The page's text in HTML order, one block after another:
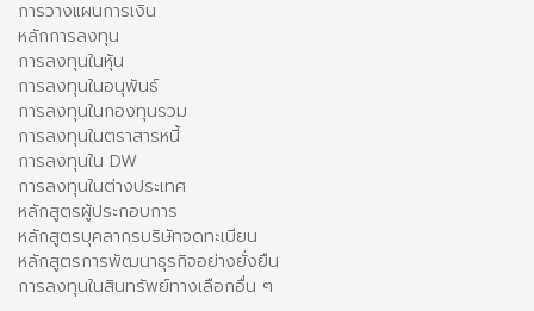
การวางแผนการเงิน
หลักการลงทุน
การลงทุนในหุ้น
การลงทุนในอนุพันธ์
การลงทุนในกองทุนรวม
การลงทุนในตราสารหนี้
การลงทุนใน DW
การลงทุนในต่างประเทศ
หลักสูตรผู้ประกอบการ
หลักสูตรบุคลากรบริษัทจดทะเบียน
หลักสูตรการพัฒนาธุรกิจอย่างยั่งยืน
การลงทุนในสินทรัพย์ทางเลือกอื่น ๆ